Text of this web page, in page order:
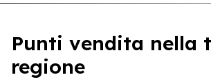
Punti vendita nella
regione